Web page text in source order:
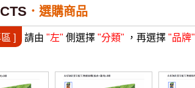
選購商品
] 請由 "左" 側選擇 "分類" ，再選擇 "品牌"